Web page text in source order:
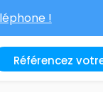
!
Référencez